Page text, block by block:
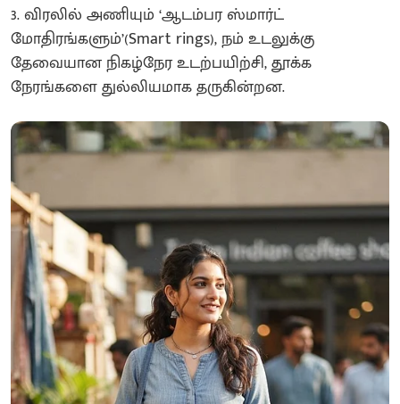
3. விரலில் அணியும் ‘ஆடம்பர ஸ்மார்ட்
மோதிரங்களும்’(Smart rings), நம் உடலுக்கு
தேவையான நிகழ்நேர உடற்பயிற்சி, தூக்க
நேரங்களை துல்லியமாக தருகின்றன.